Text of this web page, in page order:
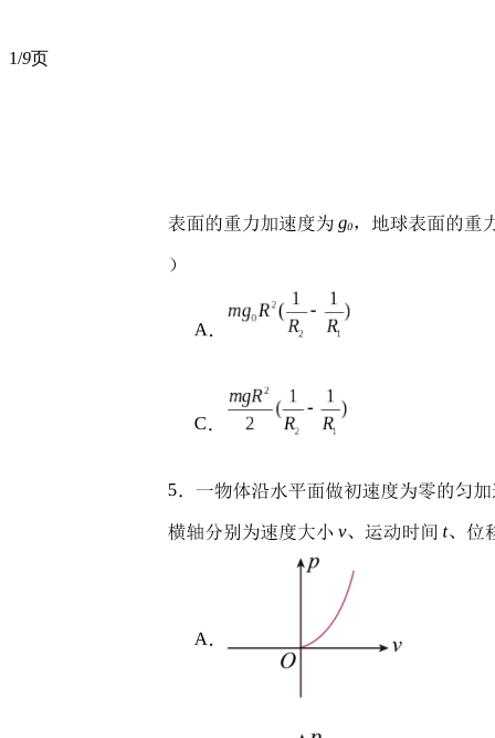
1/9页